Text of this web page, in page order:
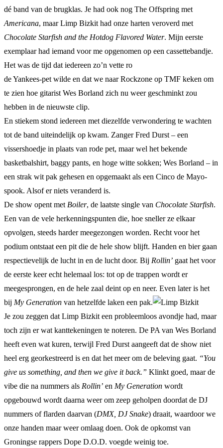
dé band van de brugklas. Je had ook nog The Offspring met
Americana, maar Limp Bizkit had onze harten veroverd met
Chocolate Starfish and the Hotdog Flavored Water. Mijn eerste
exemplaar had iemand voor me opgenomen op een cassettebandje.
Het was de tijd dat iedereen zo’n vette ro
de Yankees-pet wilde en dat we naar Rockzone op TMF keken om
te zien hoe gitarist Wes Borland zich nu weer geschminkt zou
hebben in de nieuwste clip.
En stiekem stond iedereen met diezelfde verwondering te wachten
tot de band uiteindelijk op kwam. Zanger Fred Durst – een
vissershoedje in plaats van rode pet, maar wel het bekende
basketbalshirt, baggy pants, en hoge witte sokken; Wes Borland – in
een strak wit pak gehesen en opgemaakt als een Cinco de Mayo-
spook. Alsof er niets veranderd is.
De show opent met Boiler, de laatste single van Chocolate Starfish.
Een van de vele herkenningspunten die, hoe sneller ze elkaar
opvolgen, steeds harder meegezongen worden. Recht voor het
podium ontstaat een pit die de hele show blijft. Handen en bier gaan
respectievelijk de lucht in en de lucht door. Bij Rollin’ gaat het voor
de eerste keer echt helemaal los: tot op de trappen wordt er
meegesprongen, en de hele zaal deint op en neer. Even later is het
bij My Generation van hetzelfde laken een pak.
Je zou zeggen dat Limp Bizkit een probleemloos avondje had, maar
toch zijn er wat kanttekeningen te noteren. De PA van Wes Borland
heeft even wat kuren, terwijl Fred Durst aangeeft dat de show niet
heel erg georkestreerd is en dat het meer om de beleving gaat. “You
give us something, and then we give it back.” Klinkt goed, maar de
vibe die na nummers als Rollin’ en My Generation wordt
opgebouwd wordt daarna weer om zeep geholpen doordat de DJ
nummers of flarden daarvan (DMX, DJ Snake) draait, waardoor we
onze handen maar weer omlaag doen. Ook de opkomst van
Groningse rappers Dope D.O.D. voegde weinig toe.